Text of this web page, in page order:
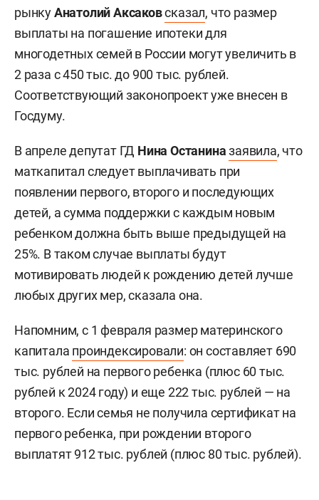
рынкуАнатолий Аксаковсказал, что размер
выплаты на погашение ипотеки для
многодетных семей в России могут увеличить в
2 раза с 450 тыс. до 900 тыс. рублей.
Соответствующий законопроект уже внесен в
Госдуму.
В апреле депутат ГД Нина Останина заявила, что
маткапитал следует выплачивать при
появлении первого, второго и последующих
детей, а сумма поддержки с каждым новым
ребенком должна быть выше предыдущей на
25%. В таком случае выплаты будут
мотивировать людей к рождению детей лучше
любых других мер, сказала она.
Напомним, с 1 февраля размер материнского
капитала проиндексировали: он составляет 690
тыс. рублей на первого ребенка (плюс 60 тыс.
рублей к 2024 году) и еще 222 тыс. рублей — на
второго. Если семья не получила сертификат на
первого ребенка, при рождении второго
выплатят 912 тыс. рублей (плюс 80 тыс. рублей).